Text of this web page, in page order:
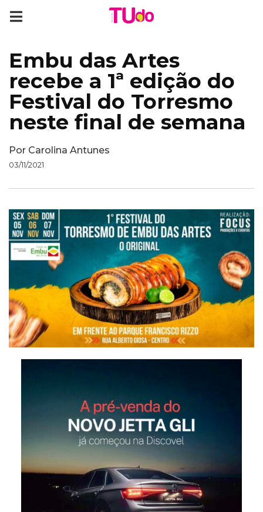
Embu das Artes
recebe a 1ª edição do
Festival do Torresmo
neste final de semana
Por Carolina Antunes
03/11/2021